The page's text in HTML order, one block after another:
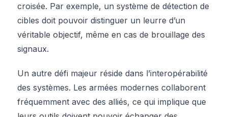
croisée. Par exemple, un système de détection de
cibles doit pouvoir distinguer un leurre d’un
véritable objectif, même en cas de brouillage des
signaux.
Un autre défi majeur réside dans l’interopérabilité
des systèmes. Les armées modernes collaborent
fréquemment avec des alliés, ce qui implique que